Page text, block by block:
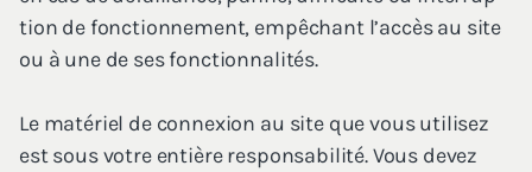
tion de fonc­tion­ne­ment, empê­chant l’ac­cès au site
ou à une de ses fonctionnalités.
Le maté­riel de connexion au site que vous uti­li­sez
est sous votre entière res­pon­sa­bi­li­té. Vous devez